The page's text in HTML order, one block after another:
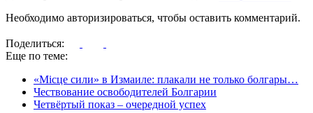
Необходимо авторизироваться, чтобы оставить комментарий.
Поделиться:
Еще по теме:
«Місце сили» в Измаиле: плакали не только болгары…
Чествование освободителей Болгарии
Четвёртый показ – очередной успех